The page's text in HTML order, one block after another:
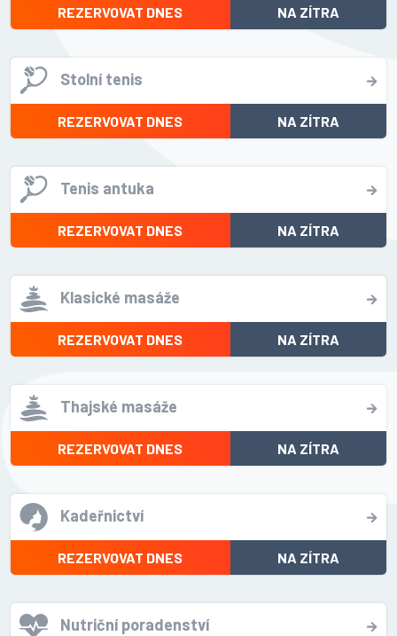
REZERVOVAT DNES NA ZÍTRA
Stolní tenis
REZERVOVAT DNES NA ZÍTRA
Tenis antuka
REZERVOVAT DNES NA ZÍTRA
Klasické masáže
REZERVOVAT DNES NA ZÍTRA
Thajské masáže
REZERVOVAT DNES NA ZÍTRA
Kadeřnictví
REZERVOVAT DNES NA ZÍTRA
Nutriční poradenství